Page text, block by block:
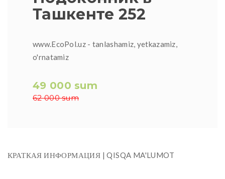
Ташкенте 252
www.EcoPol.uz - tanlashamiz, yetkazamiz,
o'rnatamiz
49 000 sum
62 000 sum
КРАТКАЯ ИНФОРМАЦИЯ | QISQA MA'LUMOT